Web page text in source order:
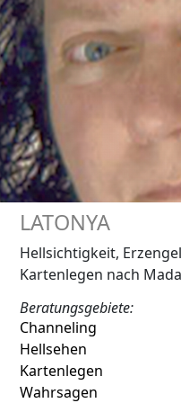
LATONYA
Hellsichtigkeit,
Kartenlegen nach
Beratungsgebiete:
Channeling
Hellsehen
Kartenlegen
Wahrsagen